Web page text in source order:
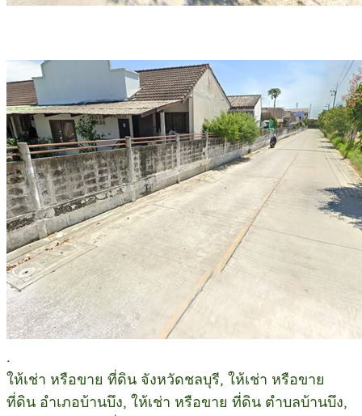
.
ให้เช่า หรือขาย ที่ดิน จังหวัดชลบุรี, ให้เช่า หรือขาย
ที่ดิน อำเภอบ้านบึง, ให้เช่า หรือขาย ที่ดิน ตำบลบ้านบึง,